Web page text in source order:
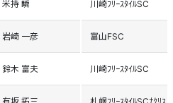
米持 瞬 川崎ﾌﾘｰｽﾀｲﾙSC
岩崎 一彦 富山FSC
鈴木 富夫 川崎ﾌﾘｰｽﾀｲﾙSC